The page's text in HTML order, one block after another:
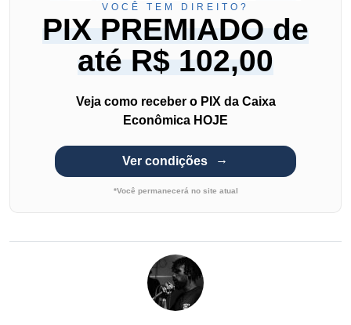
VOCÊ TEM DIREITO?
PIX PREMIADO de
até R$ 102,00
Veja como receber o PIX da Caixa
Econômica HOJE
Ver condições
*Você permanecerá no site atual